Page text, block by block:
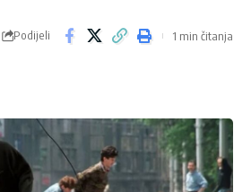
Podijeli 1 min čitanja